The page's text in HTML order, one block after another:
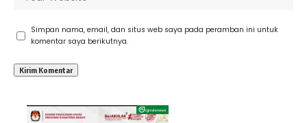
Simpan nama, email, dan situs web saya pada peramban ini untuk
komentar saya berikutnya.